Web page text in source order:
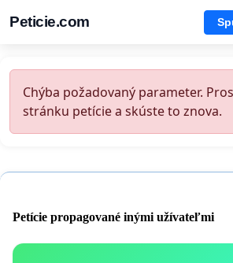
Peticie.com
Chýba požadovaný parameter.
stránku petície a skúste to znova.
Petície propagované inými užívateľmi